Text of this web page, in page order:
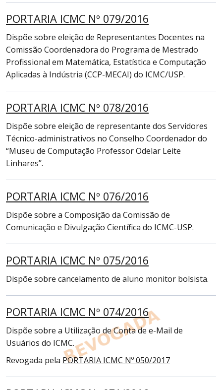
PORTARIA ICMC Nº 079/2016
Dispõe sobre eleição de Representantes Docentes na
Comissão Coordenadora do Programa de Mestrado
Profissional em Matemática, Estatística e Computação
Aplicadas à Indústria (CCP-MECAI) do ICMC/USP.
PORTARIA ICMC Nº 078/2016
Dispõe sobre eleição de representante dos Servidores
Técnico-administrativos no Conselho Coordenador do
“Museu de Computação Professor Odelar Leite
Linhares”.
PORTARIA ICMC Nº 076/2016
Dispõe sobre a Composição da Comissão de
Comunicação e Divulgação Científica do ICMC-USP.
PORTARIA ICMC Nº 075/2016
Dispõe sobre cancelamento de aluno monitor bolsista.
PORTARIA ICMC Nº 074/2016
Dispõe sobre a Utilização de Conta de e-Mail de
Usuários do ICMC.
Revogada pela PORTARIA ICMC Nº 050/2017